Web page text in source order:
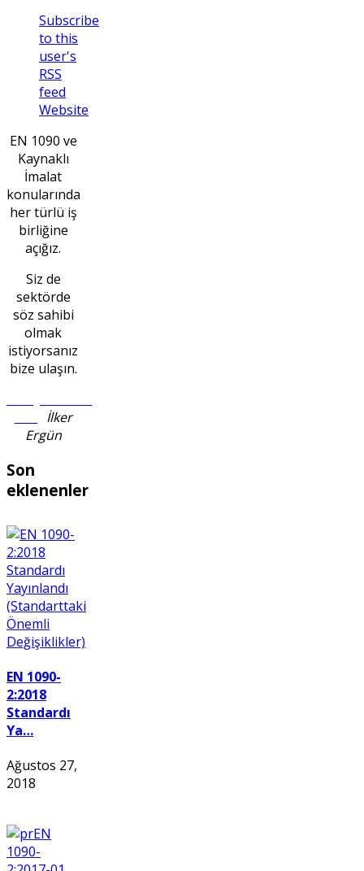
Subscribe
to this
user's
RSS
feed
Website
EN 1090 ve
Kaynaklı
İmalat
konularında
her türlü iş
birliğine
açığız.
Siz de
sektörde
söz sahibi
olmak
istiyorsanız
bize ulaşın.
İlker
Ergün
Son
eklenenler
EN 1090-
2:2018
Standardı
Ya…
Ağustos 27,
2018